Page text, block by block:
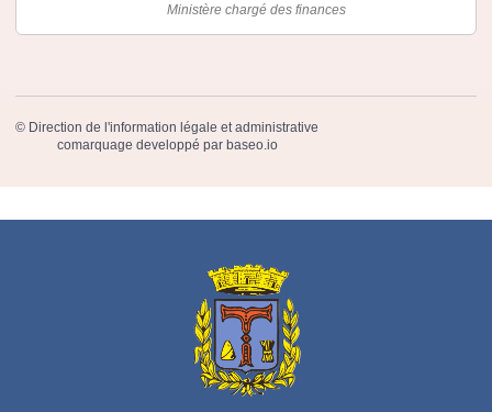
Ministère chargé des finances
© Direction de l'information légale et administrative
comarquage developpé par baseo.io